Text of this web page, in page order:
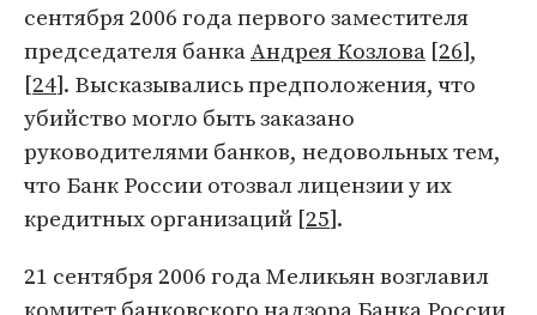
сентября 2006 года первого заместителя
председателя банкаАндрея Козлова [26],
[24]. Высказывались предположения, что
убийство могло быть заказано
руководителями банков, недовольных тем,
что Банк России отозвал лицензии у их
кредитных организаций [25].
21 сентября 2006 года Меликьян возглавил